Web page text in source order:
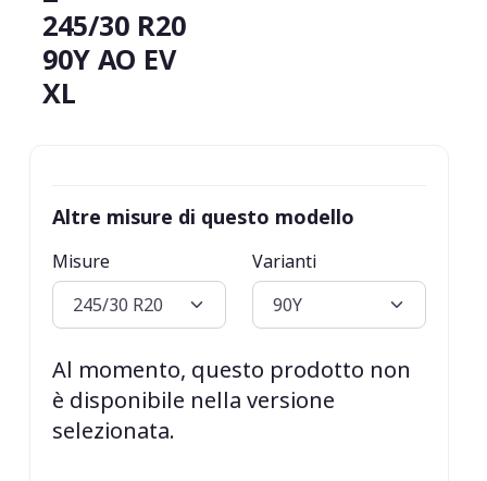
245/30 R20
90Y AO EV
XL
Altre misure di questo modello
Misure Varianti
Al momento, questo prodotto non
è disponibile nella versione
selezionata.